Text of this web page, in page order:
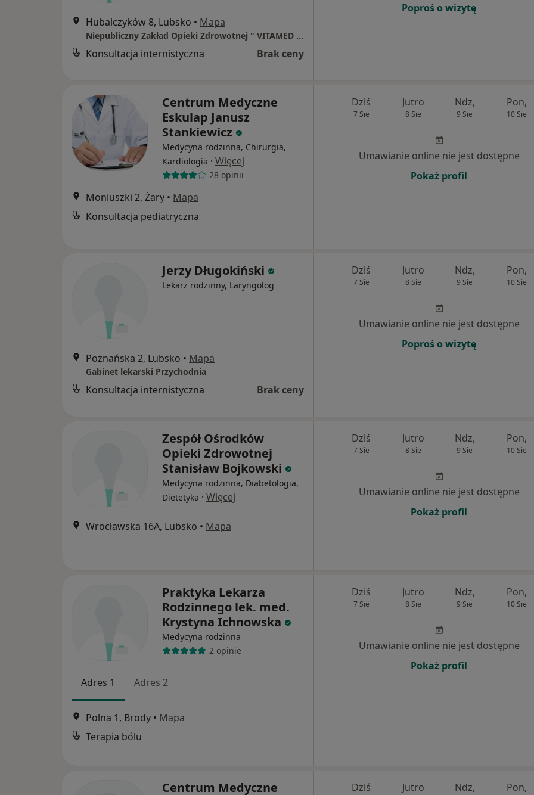
Hubalczyków 8, Lubsko • Mapa
Niepubliczny Zakład Opieki Zdrowotnej " VITAMED " Poradnia Lekarza Rodzinnego
Konsultacja internistyczna Brak ceny
Poproś o wizytę
Centrum Medyczne
Eskulap Janusz
Stankiewicz
Medycyna rodzinna, Chirurgia,
Kardiologia · Więcej
28 opinii
Moniuszki 2, Żary • Mapa
Konsultacja pediatryczna
Dziś
7 Sie
Jutro
8 Sie
Ndz,
9 Sie
Pon,
10 Sie
Umawianie online nie jest dostępne
Pokaż profil
Jerzy Długokiński
Lekarz rodzinny, Laryngolog
Poznańska 2, Lubsko • Mapa
Gabinet lekarski Przychodnia
Konsultacja internistyczna Brak ceny
Dziś
7 Sie
Jutro
8 Sie
Ndz,
9 Sie
Pon,
10 Sie
Umawianie online nie jest dostępne
Poproś o wizytę
Zespół Ośrodków
Opieki Zdrowotnej
Stanisław Bojkowski
Medycyna rodzinna, Diabetologia,
Dietetyka · Więcej
Wrocławska 16A, Lubsko • Mapa
Dziś
7 Sie
Jutro
8 Sie
Ndz,
9 Sie
Pon,
10 Sie
Umawianie online nie jest dostępne
Pokaż profil
Praktyka Lekarza
Rodzinnego lek. med.
Krystyna Ichnowska
Medycyna rodzinna
2 opinie
Adres 1 Adres 2
Polna 1, Brody • Mapa
Terapia bólu
Dziś
7 Sie
Jutro
8 Sie
Ndz,
9 Sie
Pon,
10 Sie
Umawianie online nie jest dostępne
Pokaż profil
Centrum Medyczne
Dziś Jutro Ndz, Pon,